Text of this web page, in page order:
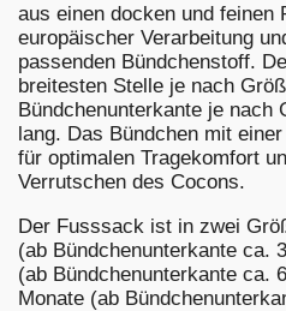
aus einen docken und feinen
europäischer Verarbeitung
passenden Bündchenstoff.
breitesten Stelle je nach
Bündchenunterkante je nach
lang. Das Bündchen mit
für optimalen Tragekomfort
Verrutschen des Cocons.
Der Fusssack ist in zwei
(ab Bündchenunterkante ca.
(ab Bündchenunterkante ca.
Monate (ab